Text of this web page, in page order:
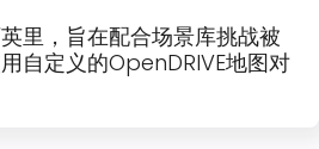
里，旨在配合场景库挑战被
自定义的OpenDRIVE地图对